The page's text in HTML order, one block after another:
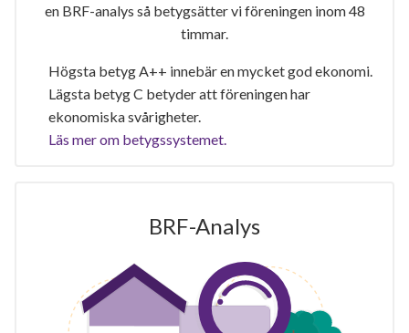
en BRF-analys så betygsätter vi föreningen inom 48
timmar.
Högsta betyg A++ innebär en mycket god ekonomi.
Lägsta betyg C betyder att föreningen har
ekonomiska svårigheter.
Läs mer om betygssystemet.
BRF-Analys